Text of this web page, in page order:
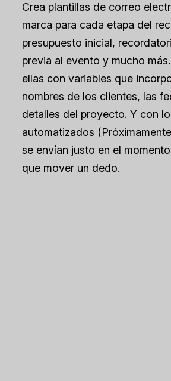
Crea plantillas de correo
marca para cada etapa del
presupuesto inicial,
previa al evento y mucho
ellas con variables que
nombres de los clientes, las
detalles del proyecto. Y con
automatizados
se envían justo en el
que mover un dedo.